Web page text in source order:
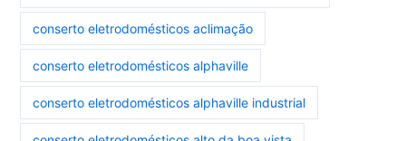
conserto eletrodomésticos aclimação
conserto eletrodomésticos alphaville
conserto eletrodomésticos alphaville industrial